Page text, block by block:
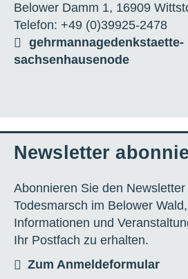
Belower Damm 1, 16909
Telefon: +49 (0)39925-2478
gehrmannagedenkstaette-
sachsenhausenode
Newsletter
Abonnieren Sie den
Todesmarsch im Belower
Informationen und
Ihr Postfach zu erhalten.
Zum Anmeldeformular